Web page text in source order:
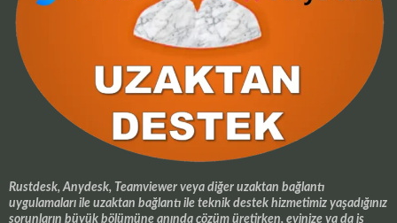
Rustdesk, Anydesk, Teamviewer veya diğer uzaktan bağlantı
uygulamaları ile uzaktan bağlantı ile teknik destek hizmetimiz yaşadığınız
sorunların büyük bölümüne anında çözüm üretirken, evinize ya da iş